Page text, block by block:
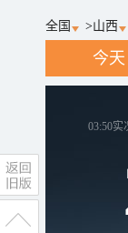
全国 >山西
今天
03:50实